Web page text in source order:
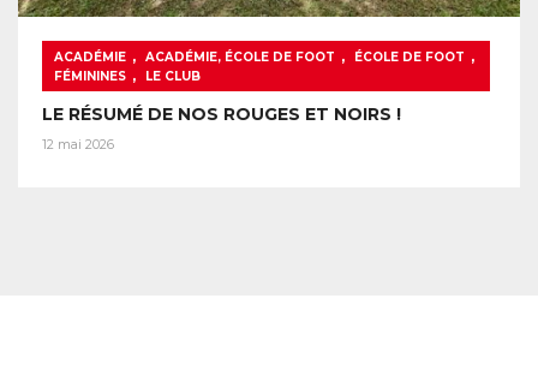
ACADÉMIE , ACADÉMIE, ÉCOLE DE FOOT , ÉCOLE DE FOOT ,
FÉMININES , LE CLUB
LE RÉSUMÉ DE NOS ROUGES ET NOIRS !
12 mai 2026